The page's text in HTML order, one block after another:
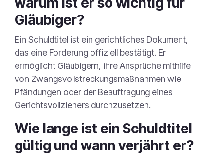
Gläubiger?
Ein Schuldtitel ist ein gerichtliches Dokument,
das eine Forderung offiziell bestätigt. Er
ermöglicht Gläubigern, ihre Ansprüche mithilfe
von Zwangsvollstreckungsmaßnahmen wie
Pfändungen oder der Beauftragung eines
Gerichtsvollziehers durchzusetzen.
Wie lange ist ein Schuldtitel
gültig und wann verjährt er?